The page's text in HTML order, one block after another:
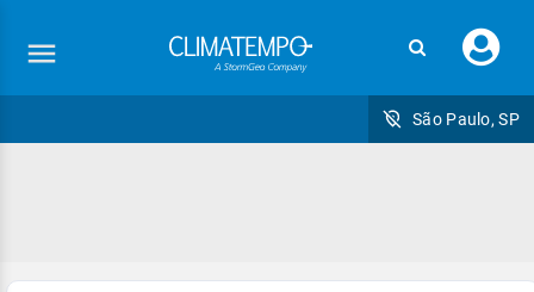
seu
São Paulo, SP